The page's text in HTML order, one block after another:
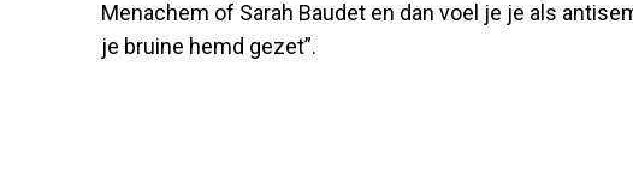
Menachem of Sarah Baudet en dan voel je je als
je bruine hemd gezet”.